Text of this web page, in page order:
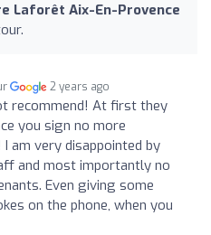
Laforêt Aix-En-Provence
2 years ago
recommend! At first they
you sign no more
am very disappointed by
and most importantly no
Even giving some
on the phone, when you